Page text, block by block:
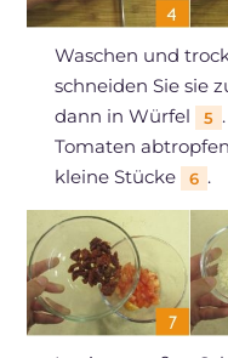
Waschen und
schneiden Sie sie
dann in Würfel
5
Tomaten
kleine Stücke
6 .